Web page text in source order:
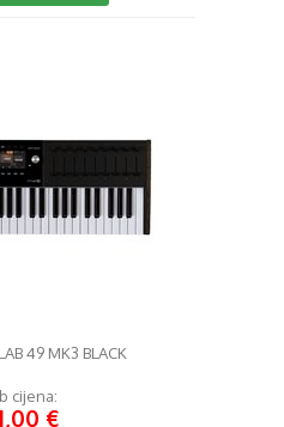
49 MK3 BLACK
cijena:
€